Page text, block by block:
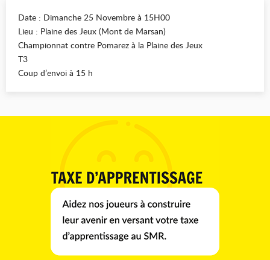
Date : Dimanche 25 Novembre à 15H00
Lieu : Plaine des Jeux (Mont de Marsan)
Championnat contre Pomarez à la Plaine des Jeux
T3
Coup d’envoi à 15 h